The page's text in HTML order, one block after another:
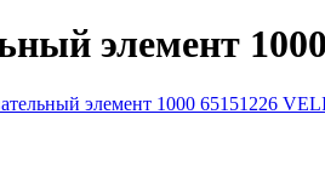
элемент